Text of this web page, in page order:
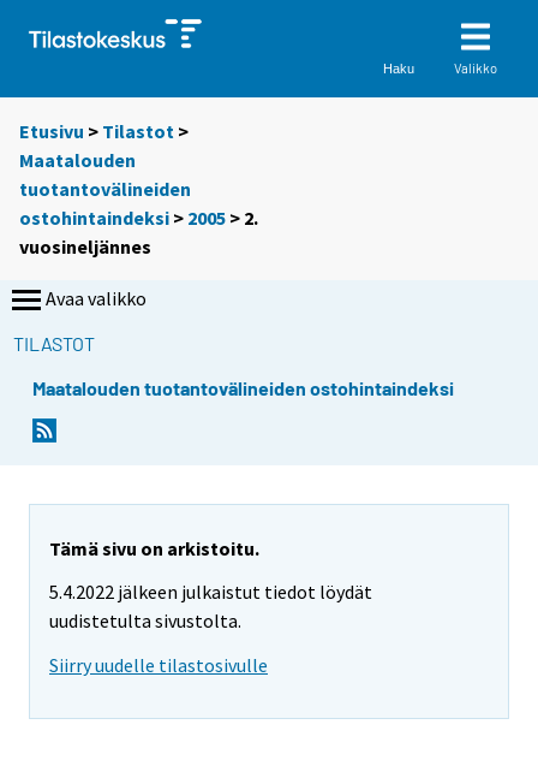
Haku Valikko
Etusivu > Tilastot >
Maatalouden
tuotantovälineiden
ostohintaindeksi > 2005 > 2.
vuosineljännes
Avaa valikko
TILASTOT
Maatalouden tuotantovälineiden ostohintaindeksi
Tämä sivu on arkistoitu.
5.4.2022 jälkeen julkaistut tiedot löydät
uudistetulta sivustolta.
Siirry uudelle tilastosivulle